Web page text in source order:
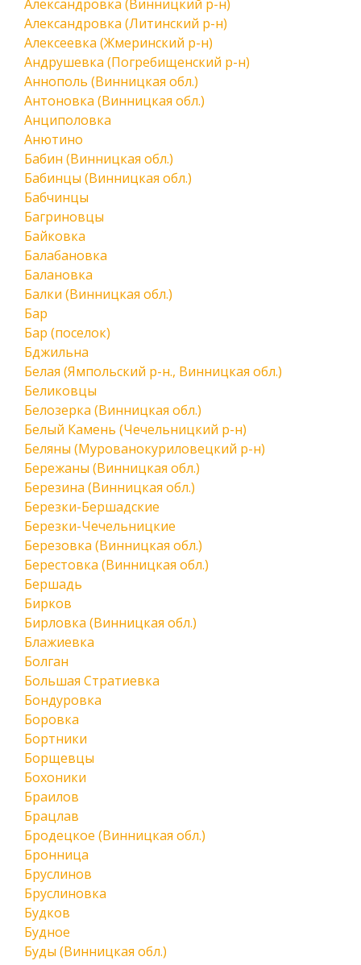
Александровка (Винницкий р-н)
Александровка (Литинский р-н)
Алексеевка (Жмеринский р-н)
Андрушевка (Погребищенский р-н)
Аннополь (Винницкая обл.)
Антоновка (Винницкая обл.)
Анциполовка
Анютино
Бабин (Винницкая обл.)
Бабинцы (Винницкая обл.)
Бабчинцы
Багриновцы
Байковка
Балабановка
Балановка
Балки (Винницкая обл.)
Бар
Бар (поселок)
Бджильна
Белая (Ямпольский р-н., Винницкая обл.)
Беликовцы
Белозерка (Винницкая обл.)
Белый Камень (Чечельницкий р-н)
Беляны (Мурованокуриловецкий р-н)
Бережаны (Винницкая обл.)
Березина (Винницкая обл.)
Березки-Бершадские
Березки-Чечельницкие
Березовка (Винницкая обл.)
Берестовка (Винницкая обл.)
Бершадь
Бирков
Бирловка (Винницкая обл.)
Блажиевка
Болган
Большая Стратиевка
Бондуровка
Боровка
Бортники
Борщевцы
Бохоники
Браилов
Брацлав
Бродецкое (Винницкая обл.)
Бронница
Бруслинов
Бруслиновка
Будков
Будное
Буды (Винницкая обл.)